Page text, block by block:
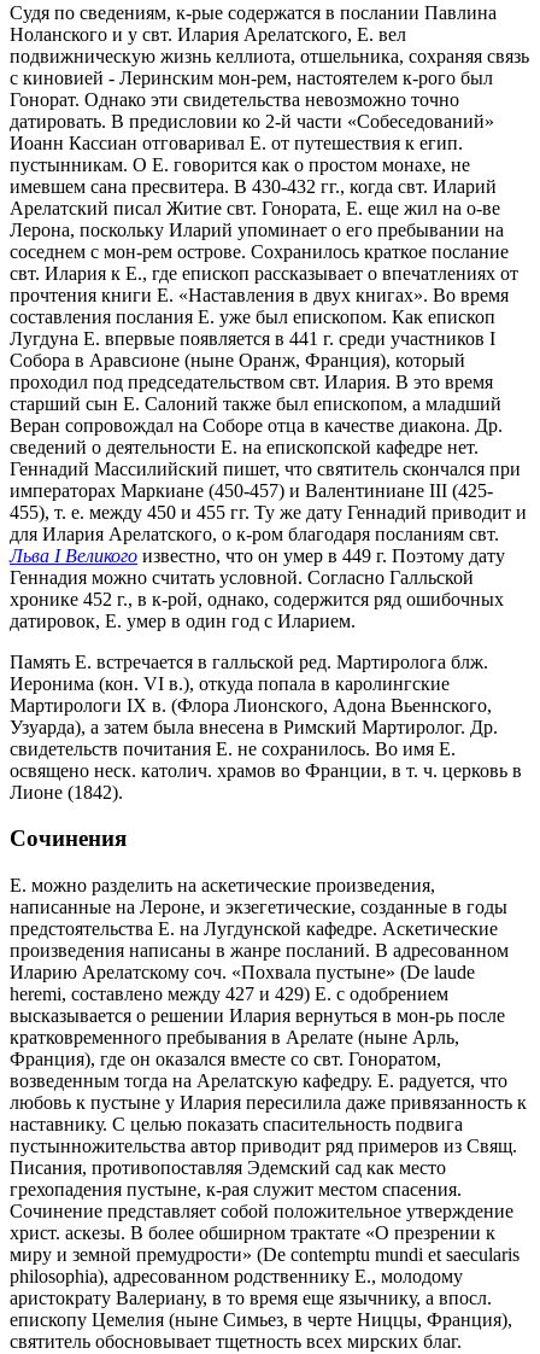
Судя по сведениям, к-рые содержатся в послании Павлина
Ноланского и у свт. Илария Арелатского, Е. вел
подвижническую жизнь келлиота, отшельника, сохраняя связь
с киновией - Леринским мон-рем, настоятелем к-рого был
Гонорат. Однако эти свидетельства невозможно точно
датировать. В предисловии ко 2-й части «Собеседований»
Иоанн Кассиан отговаривал Е. от путешествия к егип.
пустынникам. О Е. говорится как о простом монахе, не
имевшем сана пресвитера. В 430-432 гг., когда свт. Иларий
Арелатский писал Житие свт. Гонората, Е. еще жил на о-ве
Лерона, поскольку Иларий упоминает о его пребывании на
соседнем с мон-рем острове. Сохранилось краткое послание
свт. Илария к Е., где епископ рассказывает о впечатлениях от
прочтения книги Е. «Наставления в двух книгах». Во время
составления послания Е. уже был епископом. Как епископ
Лугдуна Е. впервые появляется в 441 г. среди участников I
Собора в Аравсионе (ныне Оранж, Франция), который
проходил под председательством свт. Илария. В это время
старший сын Е. Салоний также был епископом, а младший
Веран сопровождал на Соборе отца в качестве диакона. Др.
сведений о деятельности Е. на епископской кафедре нет.
Геннадий Массилийский пишет, что святитель скончался при
императорах Маркиане (450-457) и Валентиниане III (425-
455), т. е. между 450 и 455 гг. Ту же дату Геннадий приводит и
для Илария Арелатского, о к-ром благодаря посланиям свт.
Льва I Великого известно, что он умер в 449 г. Поэтому дату
Геннадия можно считать условной. Согласно Галльской
хронике 452 г., в к-рой, однако, содержится ряд ошибочных
датировок, Е. умер в один год с Иларием.
Память Е. встречается в галльской ред. Мартиролога блж.
Иеронима (кон. VI в.), откуда попала в каролингские
Мартирологи IX в. (Флора Лионского, Адона Вьеннского,
Узуарда), а затем была внесена в Римский Мартиролог. Др.
свидетельств почитания Е. не сохранилось. Во имя Е.
освящено неск. католич. храмов во Франции, в т. ч. церковь в
Лионе (1842).
Сочинения
Е. можно разделить на аскетические произведения,
написанные на Лероне, и экзегетические, созданные в годы
предстоятельства Е. на Лугдунской кафедре. Аскетические
произведения написаны в жанре посланий. В адресованном
Иларию Арелатскому соч. «Похвала пустыне» (De laude
heremi, составлено между 427 и 429) Е. с одобрением
высказывается о решении Илария вернуться в мон-рь после
кратковременного пребывания в Арелате (ныне Арль,
Франция), где он оказался вместе со свт. Гоноратом,
возведенным тогда на Арелатскую кафедру. Е. радуется, что
любовь к пустыне у Илария пересилила даже привязанность к
наставнику. С целью показать спасительность подвига
пустынножительства автор приводит ряд примеров из Свящ.
Писания, противопоставляя Эдемский сад как место
грехопадения пустыне, к-рая служит местом спасения.
Сочинение представляет собой положительное утверждение
христ. аскезы. В более обширном трактате «О презрении к
миру и земной премудрости» (De contemptu mundi et saecularis
philosophia), адресованном родственнику Е., молодому
аристократу Валериану, в то время еще язычнику, а впосл.
епископу Цемелия (ныне Симьез, в черте Ниццы, Франция),
святитель обосновывает тщетность всех мирских благ.